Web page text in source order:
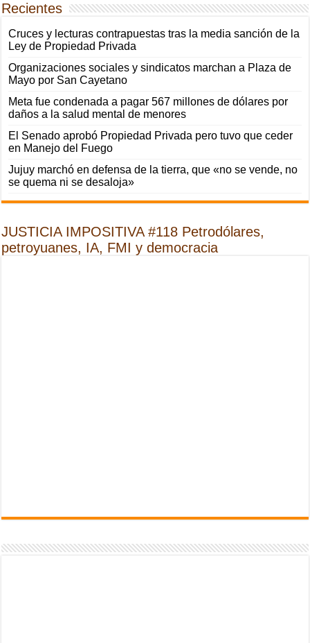
Recientes
Cruces y lecturas contrapuestas tras la media sanción de la
Ley de Propiedad Privada
Organizaciones sociales y sindicatos marchan a Plaza de
Mayo por San Cayetano
Meta fue condenada a pagar 567 millones de dólares por
daños a la salud mental de menores
El Senado aprobó Propiedad Privada pero tuvo que ceder
en Manejo del Fuego
Jujuy marchó en defensa de la tierra, que «no se vende, no
se quema ni se desaloja»
JUSTICIA IMPOSITIVA #118 Petrodólares,
petroyuanes, IA, FMI y democracia